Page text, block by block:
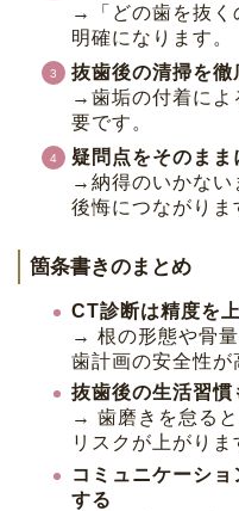
→「どの歯を抜く
明確になります。
抜歯後の清掃を徹
→歯垢の付着によ
要です。
疑問点をそのまま
→納得のいかない
後悔につながりま
箇条書きのまとめ
CT診断は精度を
→ 根の形態や骨
歯計画の安全性が
抜歯後の生活習慣
→ 歯磨きを怠る
リスクが上がりま
コミュニケーシ
する